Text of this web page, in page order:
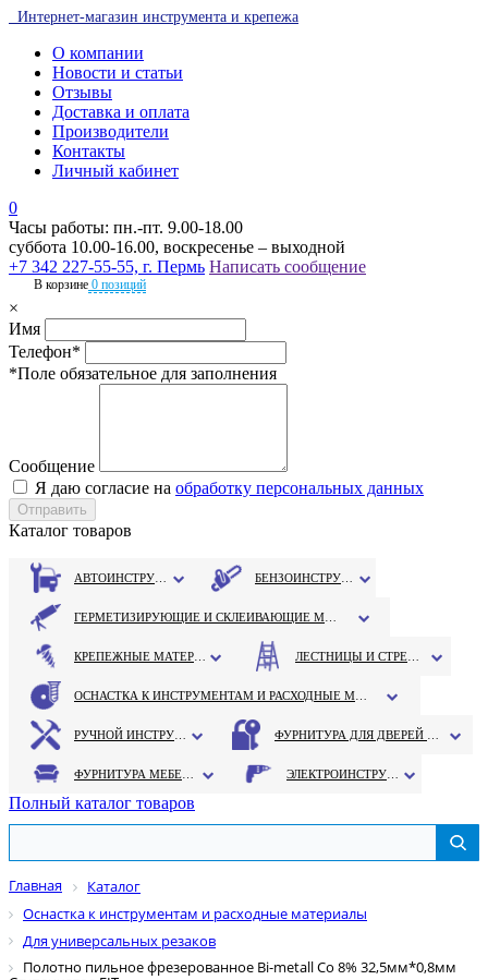
Интернет-магазин инструмента и крепежа
О компании
Новости и статьи
Отзывы
Доставка и оплата
Производители
Контакты
Личный кабинет
0
Часы работы: пн.-пт. 9.00-18.00
суббота 10.00-16.00, воскресенье – выходной
+7 342 227-55-55, г. Пермь Написать сообщение
В корзине 0 позиций
×
Имя
Телефон*
*Поле обязательное для заполнения
Сообщение
Я даю согласие на обработку персональных данных
Каталог товаров
Полный каталог товаров
Главная
Каталог
Оснастка к инструментам и расходные материалы
Для универсальных резаков
Полотно пильное фрезерованное Bi-metall Co 8% 32,5мм*0,8мм